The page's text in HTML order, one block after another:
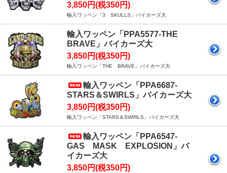
3,850円(税350円)
輸入ワッペン「3 SKULLS」バイカーズ大
輸入ワッペン「PPA5577-THE
BRAVE」バイカーズ大
3,850円(税350円)
輸入ワッペン「THE BRAVE」バイカーズ大
輸入ワッペン「PPA6687-
STARS＆SWIRLS」バイカーズ大
3,850円(税350円)
輸入ワッペン「STARS＆SWIRLS」バイカーズ大
輸入ワッペン「PPA6547-
GAS MASK EXPLOSION」バ
イカーズ大
3,850円(税350円)